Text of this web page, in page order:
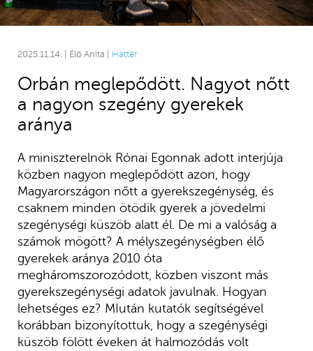
2025.11.14. | Élő Anita | Háttér
Orbán meglepődött. Nagyot nőtt
a nagyon szegény gyerekek
aránya
A miniszterelnök Rónai Egonnak adott interjúja
közben nagyon meglepődött azon, hogy
Magyarországon nőtt a gyerekszegénység, és
csaknem minden ötödik gyerek a jövedelmi
szegénységi küszöb alatt él. De mi a valóság a
számok mögött? A mélyszegénységben élő
gyerekek aránya 2010 óta
megháromszorozódott, közben viszont más
gyerekszegénységi adatok javulnak. Hogyan
lehetséges ez? MIután kutatók segítségével
korábban bizonyítottuk, hogy a szegénységi
küszöb fölött éveken át halmozódás volt